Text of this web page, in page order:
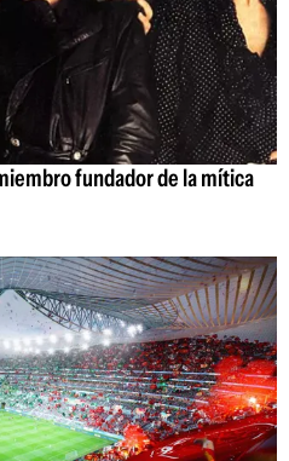
fundador de la mítica